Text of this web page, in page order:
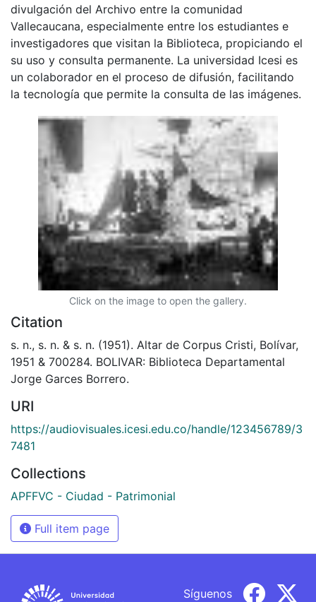
divulgación del Archivo entre la comunidad
Vallecaucana, especialmente entre los estudiantes e
investigadores que visitan la Biblioteca, propiciando el
su uso y consulta permanente. La universidad Icesi es
un colaborador en el proceso de difusión, facilitando
la tecnología que permite la consulta de las imágenes.
Click on the image to open the gallery.
Citation
s. n., s. n. & s. n. (1951). Altar de Corpus Cristi, Bolívar,
1951 & 700284. BOLIVAR: Biblioteca Departamental
Jorge Garces Borrero.
URI
https://audiovisuales.icesi.edu.co/handle/123456789/3
7481
Collections
APFFVC - Ciudad - Patrimonial
Full item page
Síguenos